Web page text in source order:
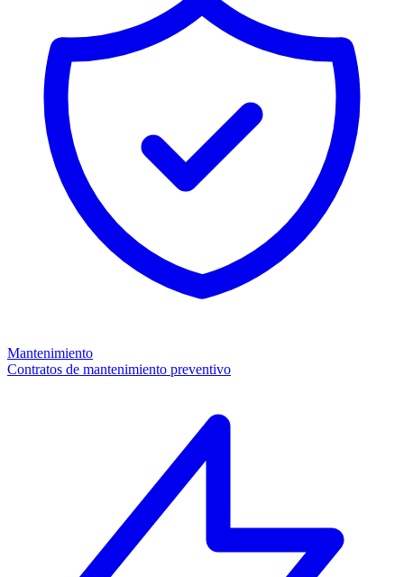
Mantenimiento
Contratos de mantenimiento preventivo